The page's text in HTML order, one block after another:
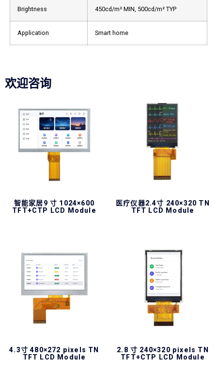
Brightness 450cd/m² MIN, 500cd/m² TYP
Application Smart home
欢迎咨询
智能家居9 寸 1024×600
TFT+CTP LCD Module
医疗仪器2.4寸 240×320 TN
TFT LCD Module
4.3寸 480×272 pixels TN
TFT LCD Module
2.8 寸 240×320 pixels TN
TFT+CTP LCD Module